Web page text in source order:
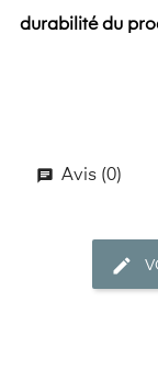
durabilité du
Avis (0)